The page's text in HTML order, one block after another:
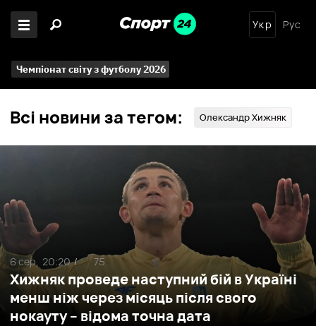
Укр Рус
Чемпіонат світу з футболу 2026
Всі новини за тегом: Олександр Хижняк
Хижняк проведе наступний бій в Україні
менш ніж через місяць після свого
нокауту – відома точна дата
6 сер, 20:20 / 75